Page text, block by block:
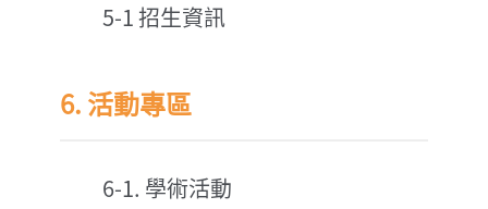
5-1 招生資訊
6. 活動專區
6-1. 學術活動